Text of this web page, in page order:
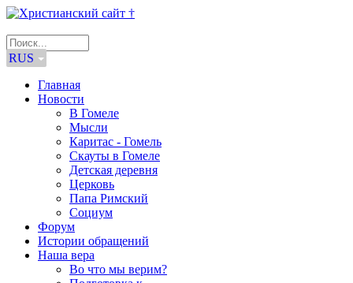
RUS
Главная
Новости
В Гомеле
Мысли
Каритас - Гомель
Скауты в Гомеле
Детская деревня
Церковь
Папа Римский
Социум
Форум
Истории обращений
Наша вера
Во что мы верим?